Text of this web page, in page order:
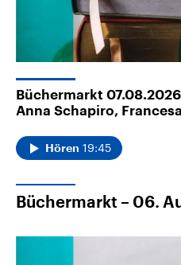
Büchermarkt
Anna Schapiro,
Hören 19:45
Büchermarkt – 06.